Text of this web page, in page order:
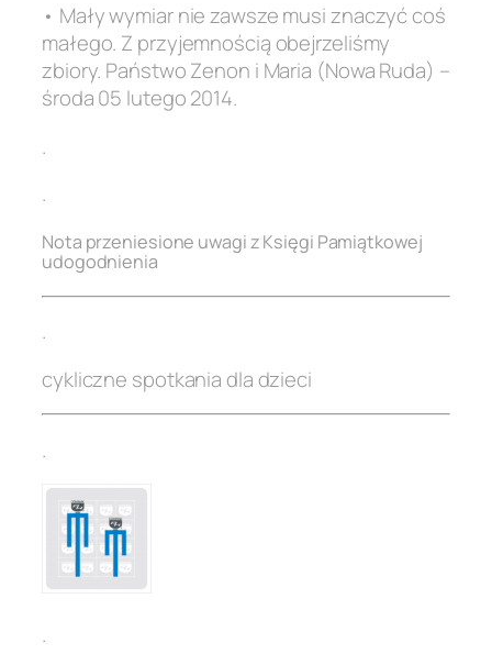
• Mały wymiar nie zawsze musi znaczyć coś
małego. Z przyjemnością obejrzeliśmy
zbiory. Państwo Zenon i Maria (Nowa Ruda) –
środa 05 lutego 2014.
.
.
Nota przeniesione uwagi z Księgi Pamiątkowej
udogodnienia
.
cykliczne spotkania dla dzieci
.
.